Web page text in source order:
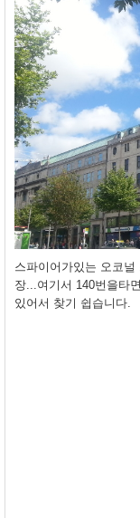
스파이어가있는 오코
장...여기서 140번을타
있어서 찾기 쉽습니다.